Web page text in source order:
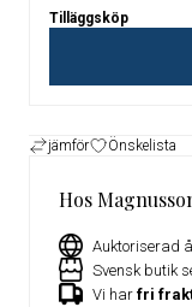
Tilläggsköp
jämför Önskelista
Hos
Auktoriserad
Svensk butik
Vi har fri